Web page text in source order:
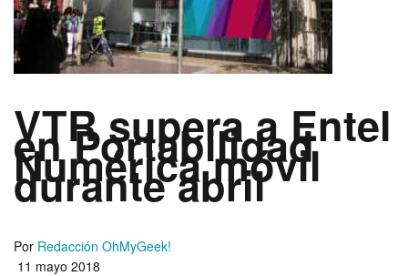
VTR supera a Entel
en Portabilidad
Numérica móvil
durante abril
Por Redacción OhMyGeek!
11 mayo 2018